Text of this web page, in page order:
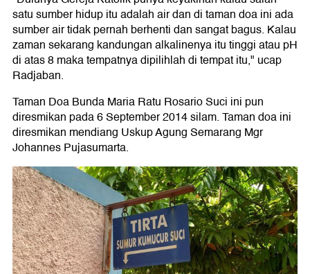
satu sumber hidup itu adalah air dan di taman doa ini ada
sumber air tidak pernah berhenti dan sangat bagus. Kalau
zaman sekarang kandungan alkalinenya itu tinggi atau pH
di atas 8 maka tempatnya dipilihlah di tempat itu," ucap
Radjaban.
Taman Doa Bunda Maria Ratu Rosario Suci ini pun
diresmikan pada 6 September 2014 silam. Taman doa ini
diresmikan mendiang Uskup Agung Semarang Mgr
Johannes Pujasumarta.